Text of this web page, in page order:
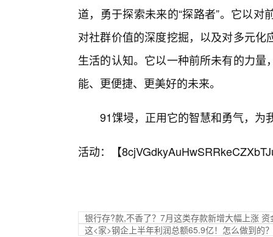
道，勇于探索未来的“探路者”。它以
对社群价值的深度挖掘，以及对多元
生活的认知。它以一种前所未有的力
能、更便捷、更美好的未来。
91馃埐，正用它的智慧和勇气，为
活动：【
银行存?款,不香了？7月这类存款新增大幅上涨 资
这<家>钢企上半年利润总额65.9亿！怎么做到的？